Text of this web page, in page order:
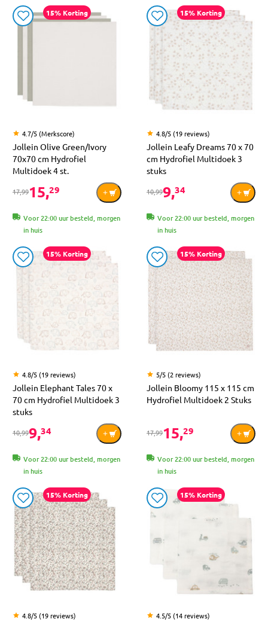
15% Korting
4.7/5 (Merkscore)
Jollein Olive Green/Ivory
70x70 cm Hydrofiel
Multidoek 4 st.
17,9915,29
Voor 22:00 uur besteld, morgen
in huis
15% Korting
4.8/5 (19 reviews)
Jollein Leafy Dreams 70 x 70
cm Hydrofiel Multidoek 3
stuks
10,999,34
Voor 22:00 uur besteld, morgen
in huis
15% Korting
4.8/5 (19 reviews)
Jollein Elephant Tales 70 x
70 cm Hydrofiel Multidoek 3
stuks
10,999,34
Voor 22:00 uur besteld, morgen
in huis
15% Korting
5/5 (2 reviews)
Jollein Bloomy 115 x 115 cm
Hydrofiel Multidoek 2 Stuks
17,9915,29
Voor 22:00 uur besteld, morgen
in huis
15% Korting
4.8/5 (19 reviews)
15% Korting
4.5/5 (14 reviews)